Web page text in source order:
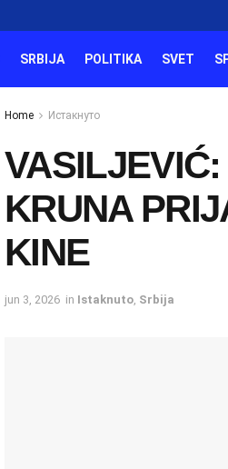
SRBIJA POLITIKA SVET
Home Истакнуто
KRUNA
KINE
jun 3, 2026 in Istaknuto Srbija